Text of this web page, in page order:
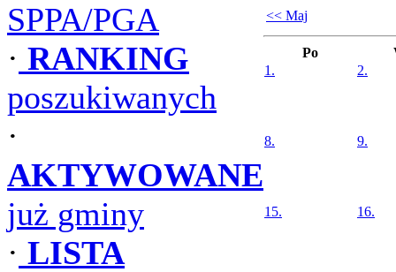
SPPA/PGA
· RANKING
poszukiwanych
·
AKTYWOWANE
już gminy
· LISTA
<< Maj
Po
1.
2.
8. 9.
15. 16.